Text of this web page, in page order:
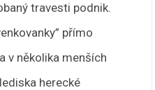
travesti podnik.
přímo
v několika menších
herecké